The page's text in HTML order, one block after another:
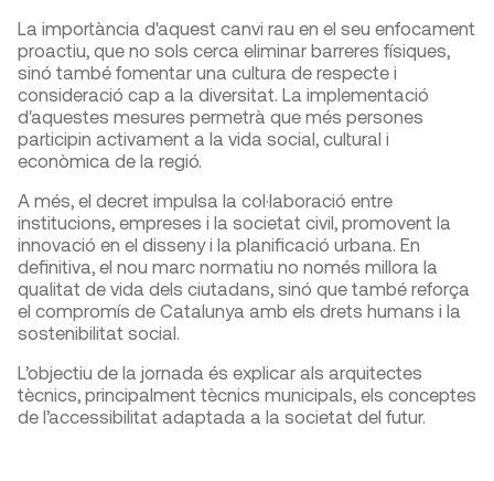
La importància d'aquest canvi rau en el seu enfocament
proactiu, que no sols cerca eliminar barreres físiques,
sinó també fomentar una cultura de respecte i
consideració cap a la diversitat. La implementació
d'aquestes mesures permetrà que més persones
participin activament a la vida social, cultural i
econòmica de la regió.
A més, el decret impulsa la col·laboració entre
institucions, empreses i la societat civil, promovent la
innovació en el disseny i la planificació urbana. En
definitiva, el nou marc normatiu no només millora la
qualitat de vida dels ciutadans, sinó que també reforça
el compromís de Catalunya amb els drets humans i la
sostenibilitat social.
L’objectiu de la jornada és explicar als arquitectes
tècnics, principalment tècnics municipals, els conceptes
de l’accessibilitat adaptada a la societat del futur.